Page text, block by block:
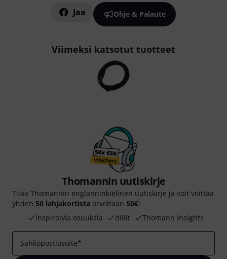
Jaa Ohje & Palaute
Viimeksi katsotut tuotteet
Thomannin uutiskirje
Tilaa Thomannin englanninkielinen uutiskirje ja voit voittaa
yhden 50 lahjakortista arvoltaan 50€!
Inspiroivia osuuksia
diilit Thomann Insights
Sahköpostiosoite*